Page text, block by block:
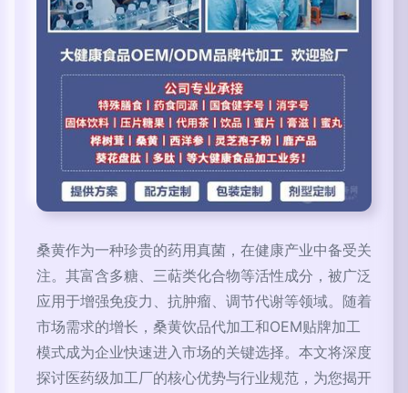
桑黄作为一种珍贵的药用真菌，在健康产业中备受关
注。其富含多糖、三萜类化合物等活性成分，被广泛
应用于增强免疫力、抗肿瘤、调节代谢等领域。随着
市场需求的增长，桑黄饮品代加工和OEM贴牌加工
模式成为企业快速进入市场的关键选择。本文将深度
探讨医药级加工厂的核心优势与行业规范，为您揭开